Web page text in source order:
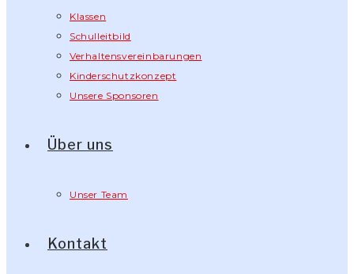
Klassen
Schulleitbild
Verhaltensvereinbarungen
Kinderschutzkonzept
Unsere Sponsoren
Über uns
Unser Team
Kontakt